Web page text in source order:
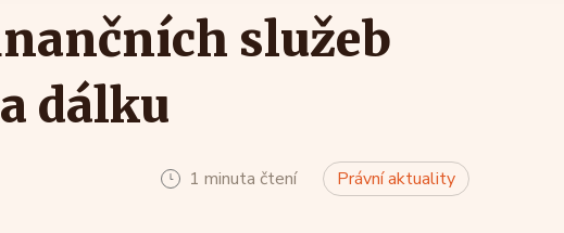
služeb
dálku
1 minuta čtení Právní aktuality